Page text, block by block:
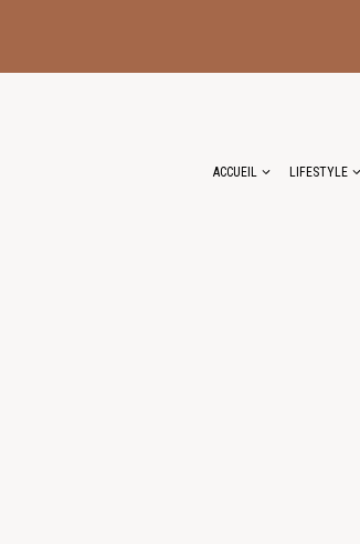
ACCUEIL LIFESTYLE